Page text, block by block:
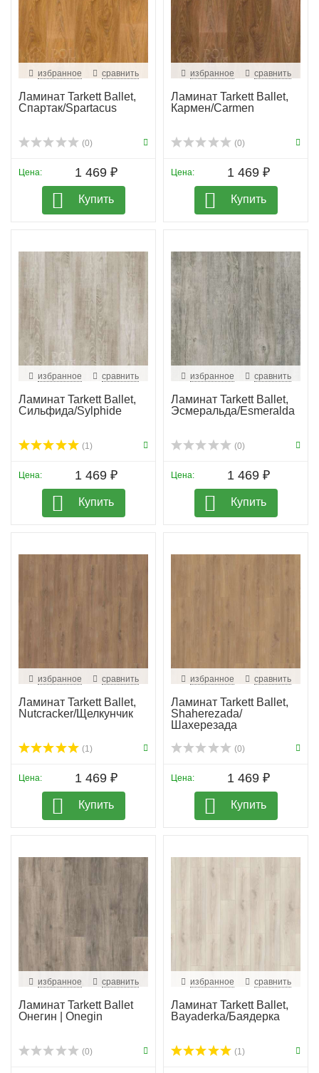
• Владельцам квартир и частных домов, которым
важны эстетика и практичность.
• Коммерческим объектам с интенсивной
эксплуатацией, где требуется прочное покрытие с
избранное сравнить
Ламинат Tarkett Ballet,
Спартак/Spartacus
(0)
Цена: 1 469 ₽
Купить
избранное сравнить
Ламинат Tarkett Ballet,
Кармен/Carmen
(0)
Цена: 1 469 ₽
Купить
избранное сравнить
Ламинат Tarkett Ballet,
Сильфида/Sylphide
(1)
Цена: 1 469 ₽
Купить
избранное сравнить
Ламинат Tarkett Ballet,
Эсмеральда/Esmeralda
(0)
Цена: 1 469 ₽
Купить
избранное сравнить
Ламинат Tarkett Ballet,
Nutcracker/Щелкунчик
(1)
Цена: 1 469 ₽
Купить
избранное сравнить
Ламинат Tarkett Ballet,
Shaherezada/
Шахерезада
(0)
Цена: 1 469 ₽
Купить
избранное сравнить
Ламинат Tarkett Ballet
Онегин | Onegin
(0)
избранное сравнить
Ламинат Tarkett Ballet,
Bayaderka/Баядерка
(1)